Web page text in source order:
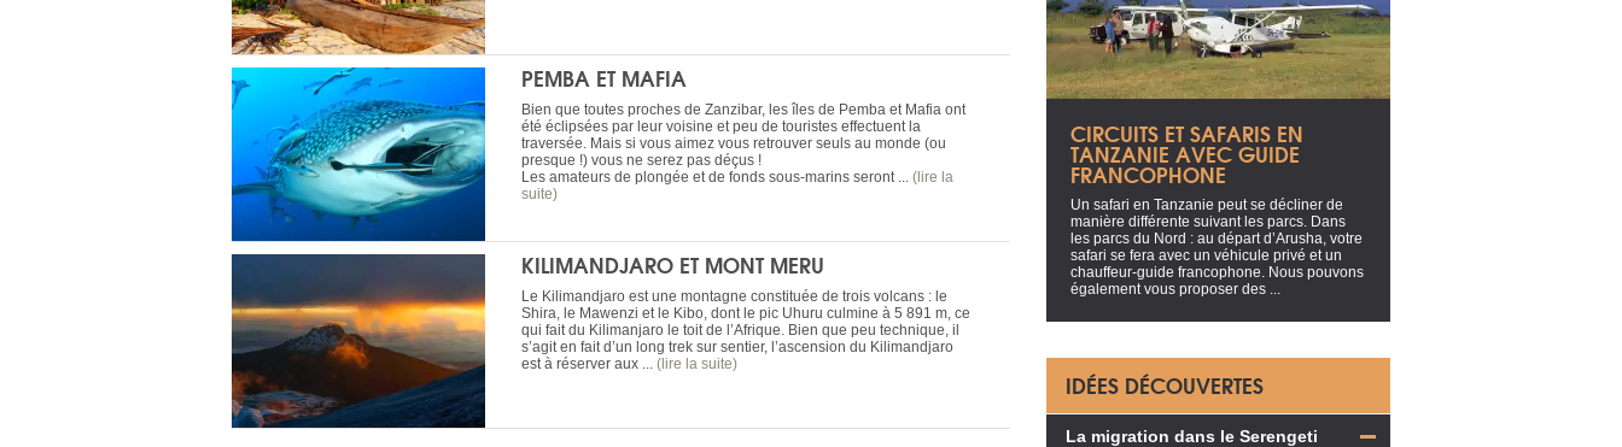
PEMBA ET MAFIA
Bien que toutes proches de Zanzibar, les îles de Pemba et Mafia ont
été éclipsées par leur voisine et peu de touristes effectuent la
traversée. Mais si vous aimez vous retrouver seuls au monde (ou
presque !) vous ne serez pas déçus !
Les amateurs de plongée et de fonds sous-marins seront ... (lire la
suite)
KILIMANDJARO ET MONT MERU
Le Kilimandjaro est une montagne constituée de trois volcans : le
Shira, le Mawenzi et le Kibo, dont le pic Uhuru culmine à 5 891 m, ce
qui fait du Kilimanjaro le toit de l’Afrique. Bien que peu technique, il
s’agit en fait d’un long trek sur sentier, l’ascension du Kilimandjaro
est à réserver aux ... (lire la suite)
CIRCUITS ET SAFARIS EN
TANZANIE AVEC GUIDE
FRANCOPHONE
Un safari en Tanzanie peut se décliner de
manière différente suivant les parcs. Dans
les parcs du Nord : au départ d’Arusha, votre
safari se fera avec un véhicule privé et un
chauffeur-guide francophone. Nous pouvons
également vous proposer des ...
IDÉES DÉCOUVERTES
La migration dans le Serengeti